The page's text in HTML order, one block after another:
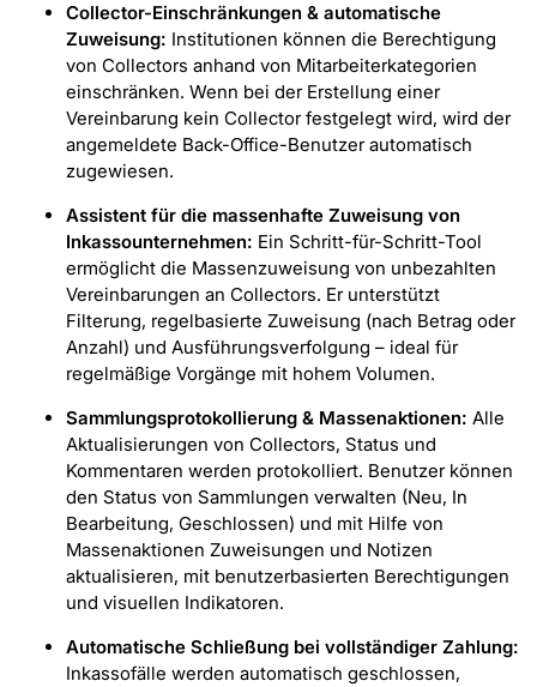
Collector-Einschränkungen & automatische
Zuweisung: Institutionen können die Berechtigung
von Collectors anhand von Mitarbeiterkategorien
einschränken. Wenn bei der Erstellung einer
Vereinbarung kein Collector festgelegt wird, wird der
angemeldete Back-Office-Benutzer automatisch
zugewiesen.
Assistent für die massenhafte Zuweisung von
Inkassounternehmen: Ein Schritt-für-Schritt-Tool
ermöglicht die Massenzuweisung von unbezahlten
Vereinbarungen an Collectors. Er unterstützt
Filterung, regelbasierte Zuweisung (nach Betrag oder
Anzahl) und Ausführungsverfolgung – ideal für
regelmäßige Vorgänge mit hohem Volumen.
Sammlungsprotokollierung & Massenaktionen: Alle
Aktualisierungen von Collectors, Status und
Kommentaren werden protokolliert. Benutzer können
den Status von Sammlungen verwalten (Neu, In
Bearbeitung, Geschlossen) und mit Hilfe von
Massenaktionen Zuweisungen und Notizen
aktualisieren, mit benutzerbasierten Berechtigungen
und visuellen Indikatoren.
Automatische Schließung bei vollständiger Zahlung:
Inkassofälle werden automatisch geschlossen,